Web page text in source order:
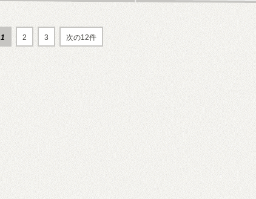
1 2 3 次の12件